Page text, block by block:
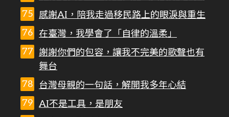
感謝AI，陪我走過移民路上的眼淚與重生
在臺灣，我學會了「自律的溫柔」
謝謝你們的包容，讓我不完美的歌聲也有
舞台
台灣母親的一句話，解開我多年心結
AI不是工具，是朋友